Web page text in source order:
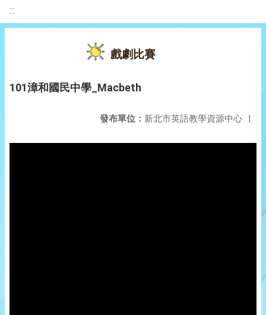
:::
戲劇比賽
101漳和國民中學_Macbeth
發布單位： 新北市英語教學資源中心 |